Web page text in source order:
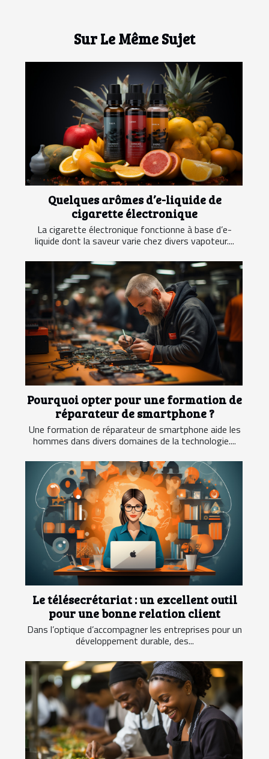
Sur Le Même Sujet
Quelques arômes d’e-liquide de
cigarette électronique
La cigarette électronique fonctionne à base d’e-
liquide dont la saveur varie chez divers vapoteur....
Pourquoi opter pour une formation de
réparateur de smartphone ?
Une formation de réparateur de smartphone aide les
hommes dans divers domaines de la technologie....
Le télésecrétariat : un excellent outil
pour une bonne relation client
Dans l’optique d’accompagner les entreprises pour un
développement durable, des...